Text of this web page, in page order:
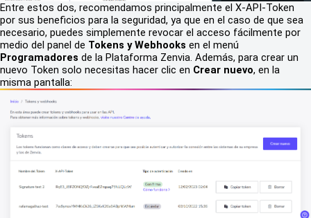
Entre estos dos, recomendamos principalmente el X-API-Token
por sus beneficios para la seguridad, ya que en el caso de que sea
necesario, puedes simplemente revocar el acceso fácilmente por
medio del panel de Tokens y Webhooks en el menú
Programadores de la Plataforma Zenvia. Además, para crear un
nuevo Token solo necesitas hacer clic en Crear nuevo, en la
misma pantalla: